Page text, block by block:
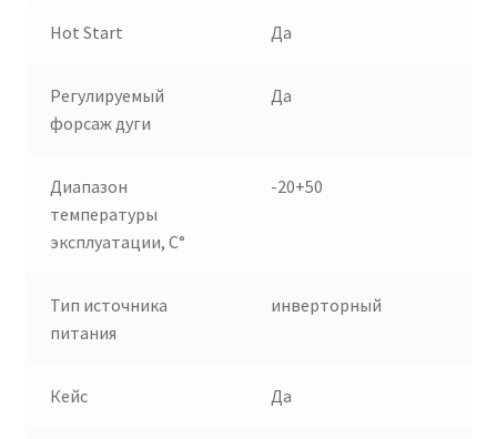
Hot Start Да
Регулируемый
форсаж дуги
Да
Диапазон
температуры
эксплуатации, С°
-20+50
Тип источника
питания
инверторный
Кейс Да